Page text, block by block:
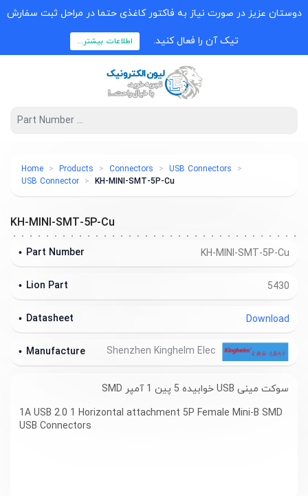
دوستان عزیز در صورت نیاز به فاکتور کاغذی حتما در مراحل ثبت سفارش
تیک آن را فعال کنید. اطلاعات بیشتر...
Home Products Connectors
USB Connectors
USB Connector
KH-MINI-SMT-5P-Cu
KH-MINI-SMT-5P-Cu
KH-MINI-SMT-5P-Cu
Part Number
5430
Lion Part
Download
Datasheet
Manufacture
سوکت مینی USB خوابیده 5 پین 1 آمپر SMD
1A USB 2.0 1 Horizontal attachment 5P Female Mini-B SMD
USB Connectors